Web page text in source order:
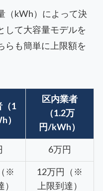
（kWh）によって決
して大容量モデルを
らも簡単に上限額を
（1
）
区内業者
（1.2万
円/kWh）
6万円
※
）
12万円（※
上限到達）